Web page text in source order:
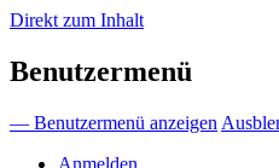
Direkt zum Inhalt
Benutzermenü
— Benutzermenü anzeigen
Anmelden